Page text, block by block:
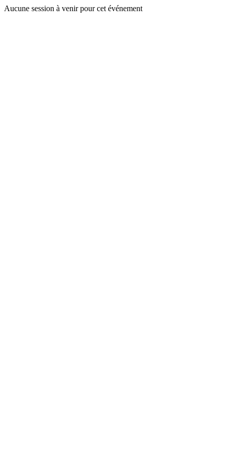
Aucune session à venir pour cet événement